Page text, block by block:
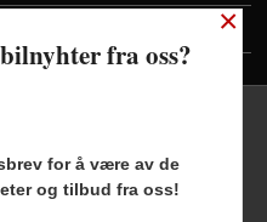
Sikkerhet og personvern
×
fra oss?
for å være av de
og tilbud fra oss!